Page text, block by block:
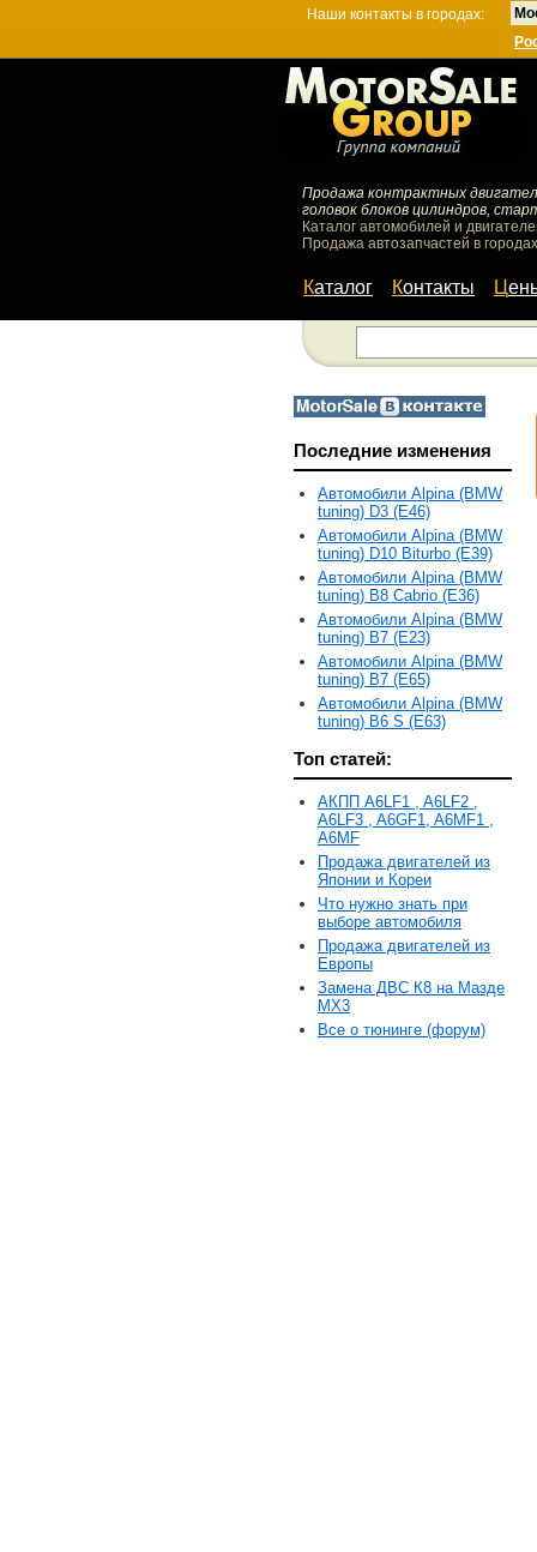
Наши контакты в городах:
Продажа контрактных
головок блоков цилиндров,
Каталог автомобилей и
Продажа автозапчастей в
Каталог Контакты
Последние изменения
Автомобили Alpina (BMW
tuning) D3 (E46)
Автомобили Alpina (BMW
tuning) D10 Biturbo (E39)
Автомобили Alpina (BMW
tuning) B8 Cabrio (E36)
Автомобили Alpina (BMW
tuning) B7 (E23)
Автомобили Alpina (BMW
tuning) B7 (E65)
Автомобили Alpina (BMW
tuning) B6 S (E63)
Топ статей:
АКПП A6LF1 , A6LF2 ,
A6LF3 , A6GF1, A6MF1 ,
A6MF
Продажа двигателей из
Японии и Кореи
Что нужно знать при
выборе автомобиля
Продажа двигателей из
Европы
Замена ДВС К8 на Мазде
MX3
Все о тюнинге (форум)